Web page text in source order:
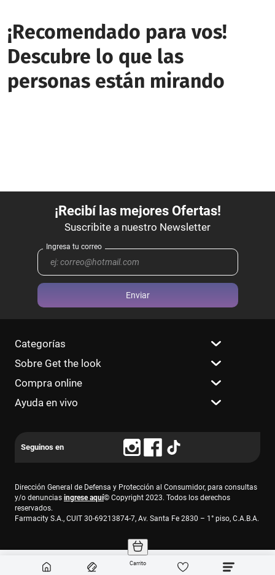
Carrito
¡Recomendado para vos!
Descubre lo que las
personas están mirando
Enviar
Categorías
Sobre Get the look
Compra online
Ayuda en vivo
Dirección General de Defensa y Protección al Consumidor, para consultas
y/o denuncias ingrese aquí© Copyright 2023. Todos los derechos
reservados.
Farmacity S.A., CUIT 30-69213874-7, Av. Santa Fe 2830 – 1° piso, C.A.B.A.